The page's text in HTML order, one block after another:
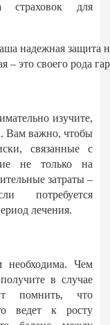
страховок для
надежная
– это своего рода
изучите,
Вам важно, чтобы
связанные с
не только на
затраты –
потребуется
лечения.
необходима. Чем
в случае
помнить, что
ведет к росту